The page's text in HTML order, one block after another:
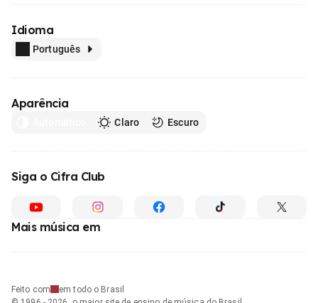
Idioma
Português
Aparência
Claro Escuro
Siga o Cifra Club
Mais música em
Feito com
em todo o Brasil